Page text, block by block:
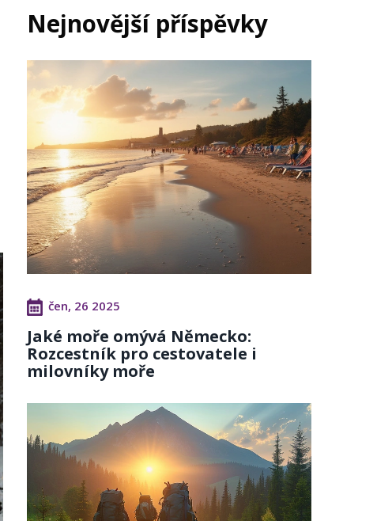
Nejnovější příspěvky
čen, 26 2025
Jaké moře omývá Německo:
Rozcestník pro cestovatele i
milovníky moře